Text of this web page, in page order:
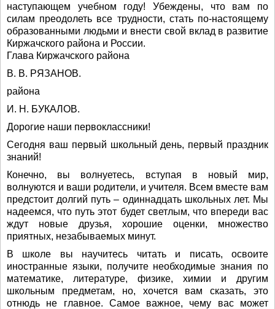
наступающем учебном году! Убеждены, что вам по
силам преодолеть все трудности, стать по-настоящему
образован­ными людьми и внести свой вклад в развитие
Киржачского района и России.
Глава Киржачского района
В. В. РЯЗАНОВ.
района
И. Н. БУКАЛОВ.
Дорогие наши первоклассники!
Сегодня ваш первый школьный день, первый праздник
знаний!
Конечно, вы волнуетесь, вступая в новый мир,
волнуются и ваши родители, и учителя. Всем вместе вам
предстоит долгий путь – одиннадцать школьных лет. Мы
надеемся, что путь этот будет светлым, что впереди вас
ждут новые друзья, хорошие оценки, множество
приятных, незабываемых минут.
В школе вы научитесь читать и писать, освоите
иностранные языки, получите необходимые знания по
математике, литературе, физике, химии и другим
школьным предметам, но, хочется вам сказать, это
отнюдь не главное. Самое важное, чему вас может